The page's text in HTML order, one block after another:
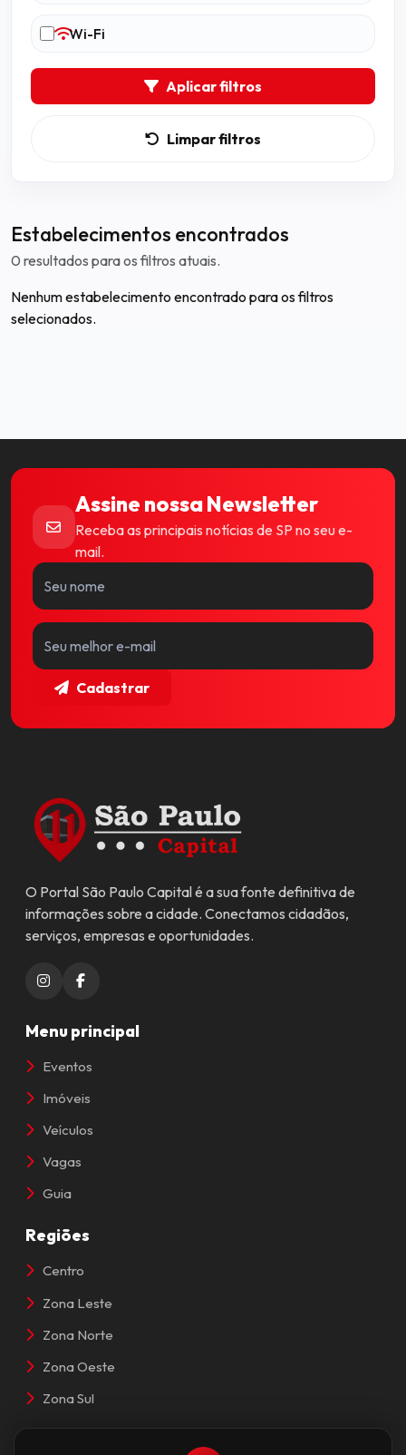
Wi-Fi
Aplicar filtros
Limpar filtros
Estabelecimentos encontrados
0 resultados para os filtros atuais.
Nenhum estabelecimento encontrado para os filtros
selecionados.
Assine nossa Newsletter
Receba as principais notícias de SP no seu e-
mail.
Cadastrar
O Portal São Paulo Capital é a sua fonte definitiva de
informações sobre a cidade. Conectamos cidadãos,
serviços, empresas e oportunidades.
Menu principal
Eventos
Imóveis
Veículos
Vagas
Guia
Regiões
Centro
Zona Leste
Zona Norte
Zona Oeste
Zona Sul